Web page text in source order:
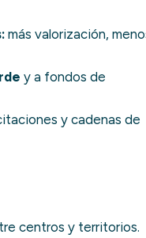
más valorización,
y a fondos de
y cadenas de
centros y territorios.